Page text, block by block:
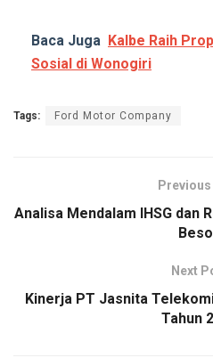
Baca Juga Kalbe Raih
Sosial di Wonogiri
Tags: Ford Motor Company
Analisa Mendalam IHSG dan
Next
Kinerja PT Jasnita
Tahun